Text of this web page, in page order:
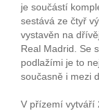
je součástí
sestává ze čtyř
vystavěn na
Real Madrid. Se
podlažími je to
současně i mezi
V přízemí vytváří